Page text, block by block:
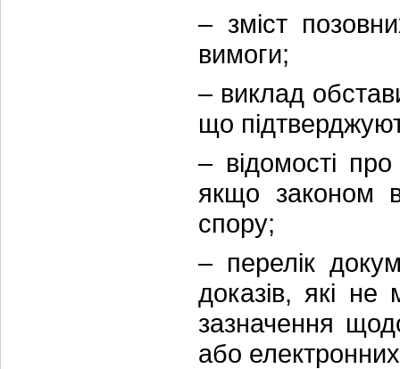
– зміст
вимоги;
– виклад
що
– відомості
якщо законом
спору;
– перелік
доказів, які
зазначення
або